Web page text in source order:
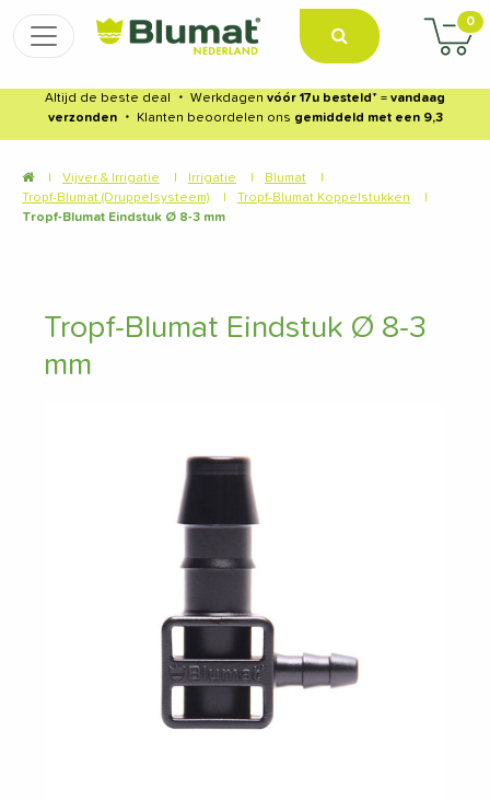
0
Altijd de beste deal ・ Werkdagen vóór 17u besteld* = vandaag
verzonden
・ Klanten beoordelen ons gemiddeld met een 9,3
Vijver & Irrigatie Irrigatie Blumat
Tropf-Blumat (Druppelsysteem)
Tropf-Blumat Koppelstukken
Tropf-Blumat Eindstuk Ø 8-3 mm
Tropf-Blumat Eindstuk Ø 8-3
mm